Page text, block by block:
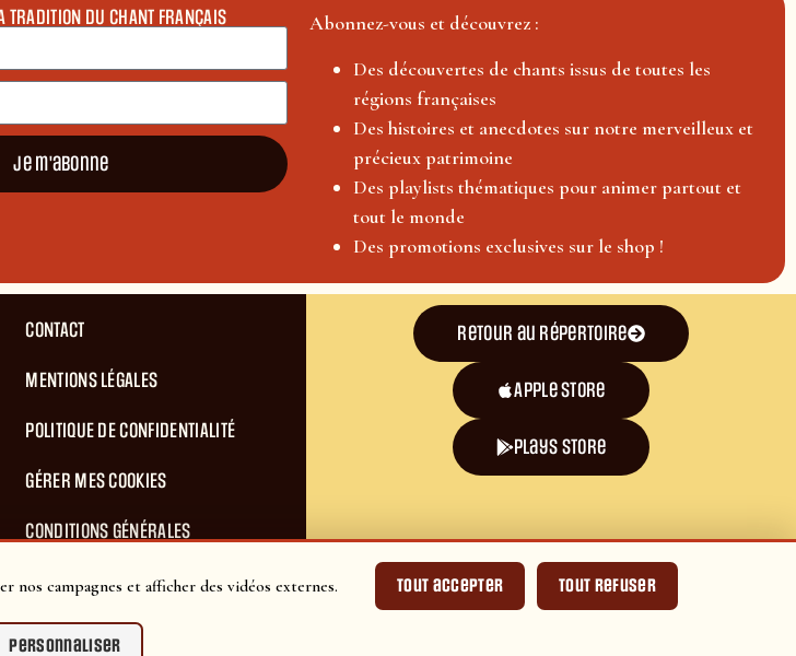
nos campagnes et afficher des vidéos externes.
Tout accepter Tout refuser
Personnaliser
TRADITION DU CHANT FRANÇAIS
Je m'abonne
Abonnez-vous et découvrez :
Des découvertes de chants issus de toutes les
régions françaises
Des histoires et anecdotes sur notre merveilleux et
précieux patrimoine
Des playlists thématiques pour animer partout et
tout le monde
Des promotions exclusives sur le shop !
CONTACT
MENTIONS LÉGALES
POLITIQUE DE CONFIDENTIALITÉ
GÉRER MES COOKIES
CONDITIONS GÉNÉRALES
CONDITIONS GÉNÉRALES DE VENTES
Retour au répertoire
Apple Store
plays store